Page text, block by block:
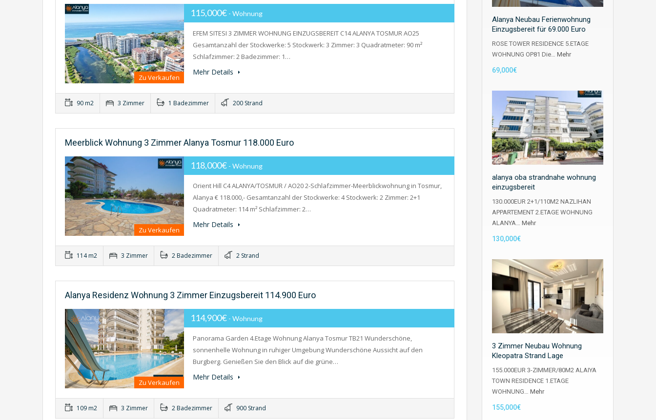
Zu Verkaufen
115,000€ - Wohnung
EFEM SITESI 3 ZIMMER WOHNUNG EINZUGSBEREIT C14 ALANYA TOSMUR AO25
Gesamtanzahl der Stockwerke: 5 Stockwerk: 3 Zimmer: 3 Quadratmeter: 90 m²
Schlafzimmer: 2 Badezimmer: 1…
Mehr Details
90 m2 3 Zimmer 1 Badezimmer 200 Strand
Meerblick Wohnung 3 Zimmer Alanya Tosmur 118.000 Euro
Zu Verkaufen
118,000€ - Wohnung
Orient Hill C4 ALANYA/TOSMUR / AO20 2-Schlafzimmer-Meerblickwohnung in Tosmur,
Alanya € 118.000,- Gesamtanzahl der Stockwerke: 4 Stockwerk: 2 Zimmer: 2+1
Quadratmeter: 114 m² Schlafzimmer: 2…
Mehr Details
114 m2 3 Zimmer 2 Badezimmer 2 Strand
Alanya Residenz Wohnung 3 Zimmer Einzugsbereit 114.900 Euro
Zu Verkaufen
114,900€ - Wohnung
Panorama Garden 4.Etage Wohnung Alanya Tosmur TB21 Wunderschöne,
sonnenhelle Wohnung in ruhiger Umgebung Wunderschöne Aussicht auf den
Burgberg. Genießen Sie den Blick auf die grüne…
Mehr Details
109 m2 3 Zimmer 2 Badezimmer 900 Strand
Alanya Neubau Ferienwohnung
Einzugsbereit für 69.000 Euro
ROSE TOWER RESIDENCE 5.ETAGE
WOHNUNG OP81 Die… Mehr
69,000€
alanya oba strandnahe wohnung
einzugsbereit
130.000EUR 2+1/110M2 NAZLIHAN
APPARTEMENT 2.ETAGE WOHNUNG
ALANYA… Mehr
130,000€
3 Zimmer Neubau Wohnung
Kleopatra Strand Lage
155.000EUR 3-ZIMMER/80M2 ALAIYA
TOWN RESIDENCE 1.ETAGE
WOHNUNG… Mehr
155,000€